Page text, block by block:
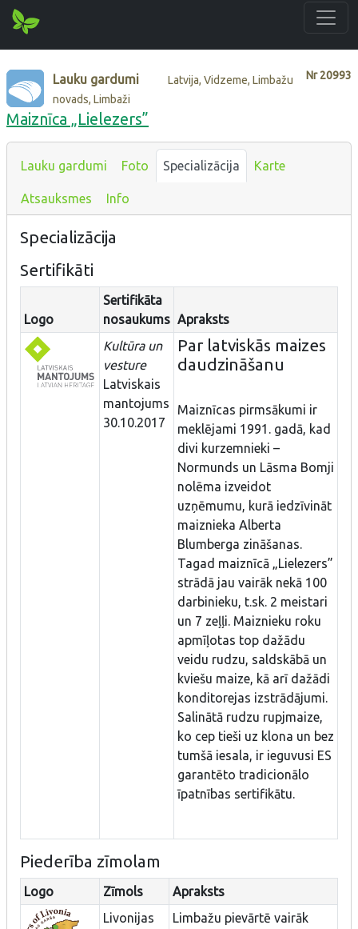
Nr20993
Lauku gardumi
Latvija, Vidzeme, Limbažu
novads, Limbaži
Maiznīca „Lielezers”
Lauku gardumi Foto Specializācija Karte
Atsauksmes Info
Specializācija
Sertifikāti
Logo
Sertifikāta
nosaukums Apraksts
Kultūra un
vesture
Latviskais
mantojums
30.10.2017
Par latviskās maizes
daudzināšanu
Maiznīcas pirmsākumi ir
meklējami 1991. gadā, kad
divi kurzemnieki –
Normunds un Lāsma Bomji
nolēma izveidot
uzņēmumu, kurā iedzīvināt
maiznieka Alberta
Blumberga zināšanas.
Tagad maiznīcā „Lielezers”
strādā jau vairāk nekā 100
darbinieku, t.sk. 2 meistari
un 7 zeļļi. Maiznieku roku
apmīļotas top dažādu
veidu rudzu, saldskābā un
kviešu maize, kā arī dažādi
konditorejas izstrādājumi.
Salinātā rudzu rupjmaize,
ko cep tieši uz klona un bez
tumšā iesala, ir ieguvusi ES
garantēto tradicionālo
īpatnības sertifikātu.
Piederība zīmolam
Logo Zīmols
Apraksts
Livonijas
Limbažu pievārtē vairāk